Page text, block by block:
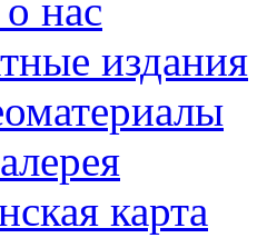
нас
издания
карта